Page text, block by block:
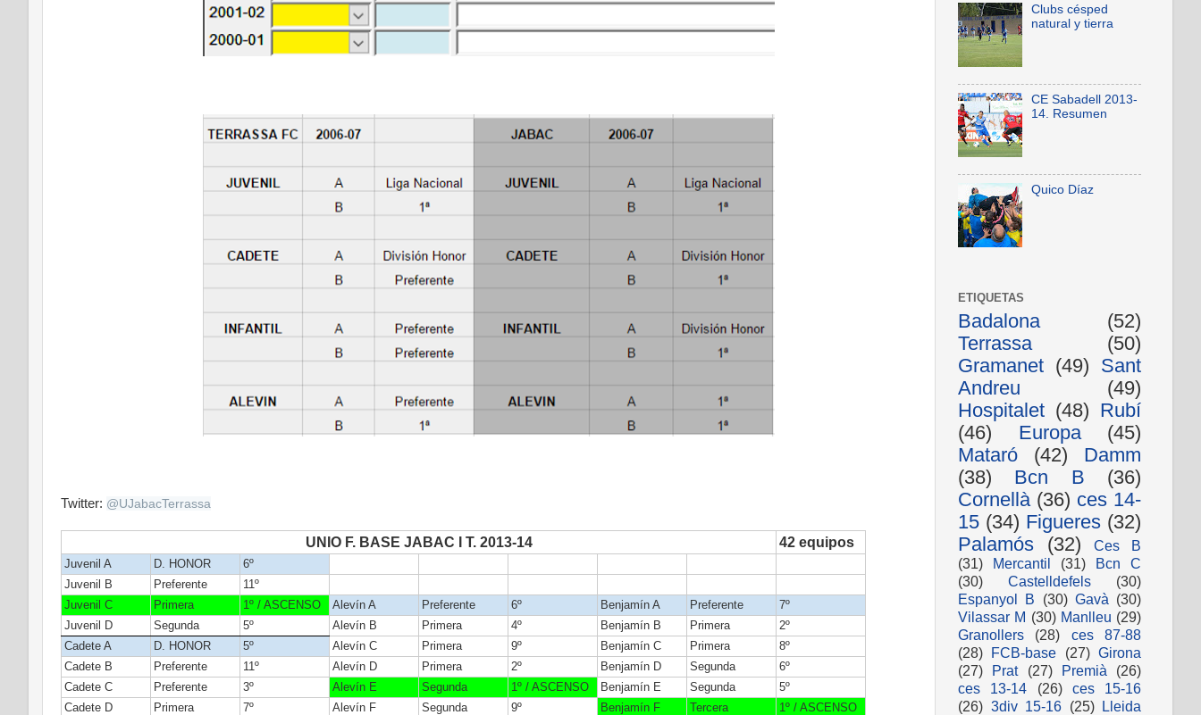
Twitter: @UJabacTerrassa
UNIO F. BASE JABAC I T. 2013-14 42 equipos
Juvenil A D. HONOR
6º
Juvenil B
Preferente
11º
Juvenil C
Primera 1º / ASCENSO Alevín A Preferente 6º Benjamín A Preferente
7º
Juvenil D
Segunda 5º Alevín B Primera 4º Benjamín B Primera
2º
Cadete A
D. HONOR 5º Alevín C Primera 9º Benjamín C Primera
8º
Cadete B
Preferente 11º Alevín D Primera 2º Benjamín D Segunda
6º
Cadete C
Preferente 3º Alevín E Segunda 1º / ASCENSO Benjamín E Segunda
5º
Cadete D
Primera 7º Alevín F Segunda 9º Benjamín F Tercera
1º / ASCENSO
Clubs césped
natural y tierra
CE Sabadell 2013-
14. Resumen
Quico Díaz
ETIQUETAS
Badalona
(52)
Terrassa
(50)
Gramanet (49) Sant
Andreu
(49)
Hospitalet (48) Rubí
(46)
Europa
(45)
Mataró
(42)
Damm
(38)
Bcn B
(36)
Cornellà (36) ces 14-
15 (34) Figueres (32)
Palamós
(32)
Ces B
(31)
Mercantil (31)
Bcn C
(30)
Castelldefels
(30)
Espanyol B
(30) Gavà (30)
Vilassar M (30) Manlleu (29)
Granollers
(28)
ces 87-88
(28) FCB-base (27) Girona
(27)
Prat (27) Premià
(26)
ces 13-14
(26)
ces 15-16
(26) 3div 15-16 (25) Lleida